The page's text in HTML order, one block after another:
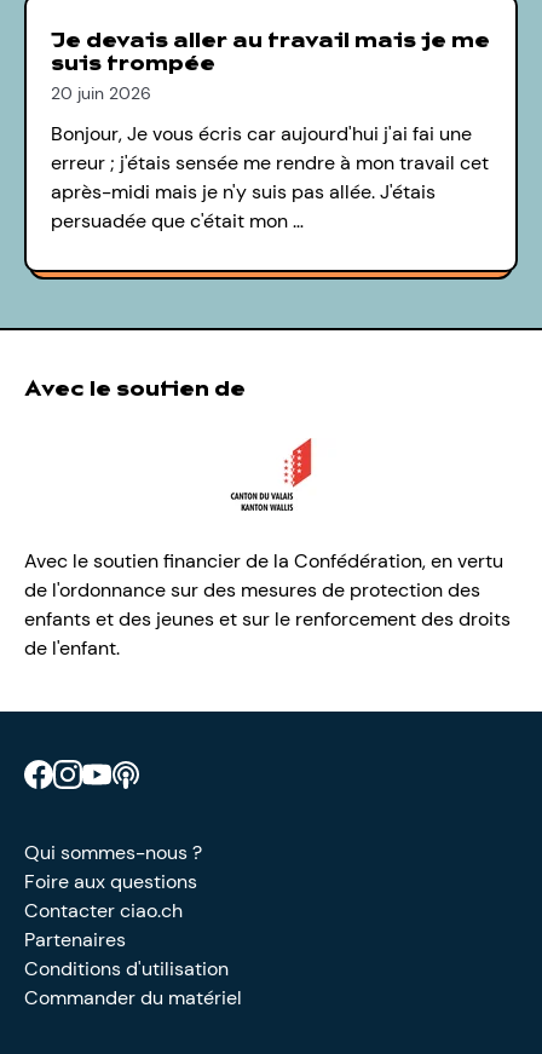
Je devais aller au travail mais je me
suis trompée
20 juin 2026
Bonjour, Je vous écris car aujourd'hui j'ai fai une
erreur ; j'étais sensée me rendre à mon travail cet
après-midi mais je n'y suis pas allée. J'étais
persuadée que c'était mon …
Avec le soutien de
Avec le soutien financier de la Confédération, en vertu
de l'ordonnance sur des mesures de protection des
enfants et des jeunes et sur le renforcement des droits
de l'enfant.
Retrouve CIAO sur Facebook
Retrouve CIAO sur Instagram
Retrouve CIAO sur YouTube
Qui sommes-nous ?
Foire aux questions
Contacter ciao.ch
Partenaires
Conditions d'utilisation
Commander du matériel